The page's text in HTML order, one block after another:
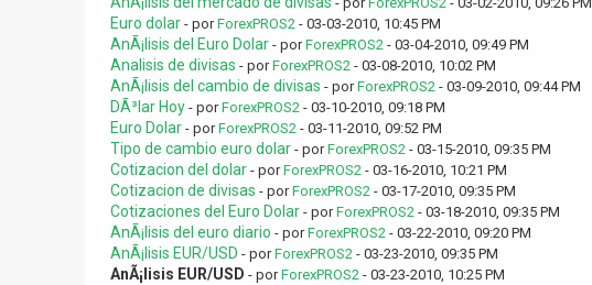
Euro dolar - porForexPROS2- 03-03-2010, 10:45 PM
AnÃ¡lisis del Euro Dolar - porForexPROS2- 03-04-2010, 09:49 PM
Analisis de divisas - porForexPROS2- 03-08-2010, 10:02 PM
AnÃ¡lisis del cambio de divisas - porForexPROS2- 03-09-2010, 09:44 PM
DÃ³lar Hoy - porForexPROS2- 03-10-2010, 09:18 PM
Euro Dolar - porForexPROS2- 03-11-2010, 09:52 PM
Tipo de cambio euro dolar - porForexPROS2- 03-15-2010, 09:35 PM
Cotizacion del dolar - porForexPROS2- 03-16-2010, 10:21 PM
Cotizacion de divisas - porForexPROS2- 03-17-2010, 09:35 PM
Cotizaciones del Euro Dolar - porForexPROS2- 03-18-2010, 09:35 PM
AnÃ¡lisis del euro diario - porForexPROS2- 03-22-2010, 09:20 PM
AnÃ¡lisis EUR/USD - porForexPROS2- 03-23-2010, 09:35 PM
AnÃ¡lisis EUR/USD - porForexPROS2- 03-23-2010, 10:25 PM